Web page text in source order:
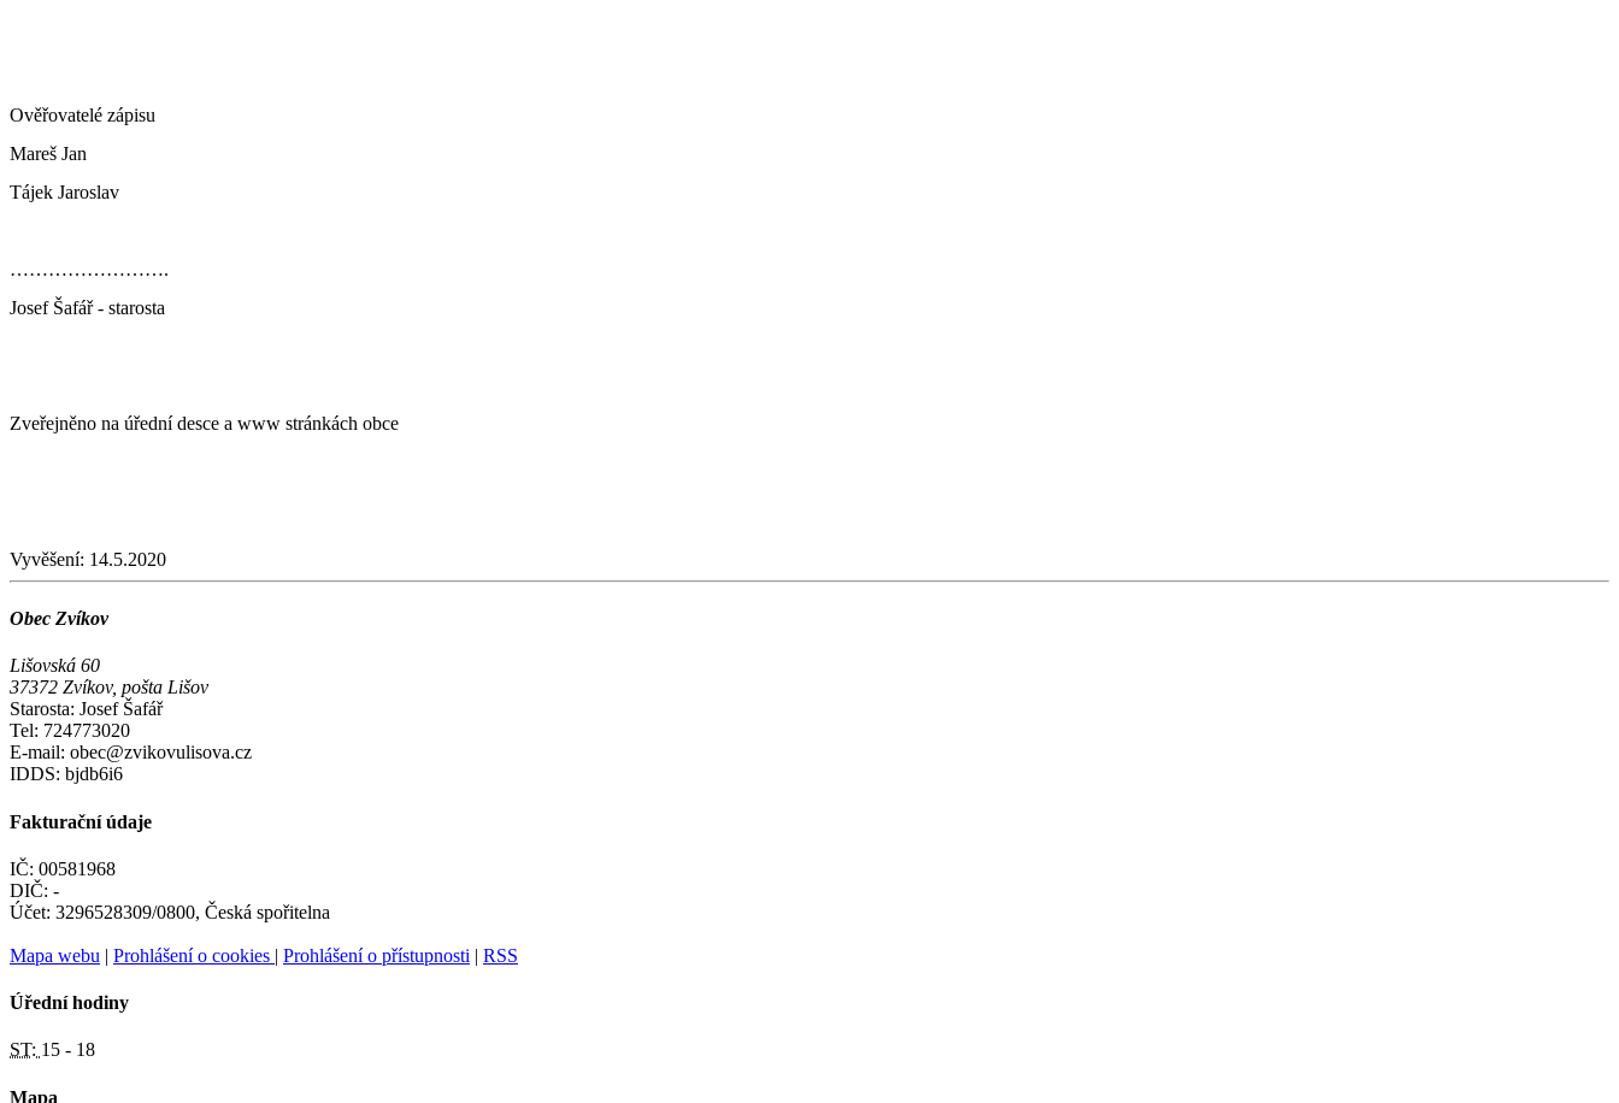
Ověřovatelé zápisu
Mareš Jan
Tájek Jaroslav
…………………….
Josef Šafář - starosta
Zveřejněno na úřední desce a www stránkách obce
Vyvěšení: 14.5.2020
Obec Zvíkov
Lišovská 60
37372 Zvíkov, pošta Lišov
Starosta: Josef Šafář
Tel: 724773020
E-mail: obec@zvikovulisova.cz
IDDS: bjdb6i6
Fakturační údaje
IČ: 00581968
DIČ: -
Účet: 3296528309/0800, Česká spořitelna
Mapa webu | Prohlášení o cookies | Prohlášení o přístupnosti | RSS
Úřední hodiny
ST: 15 - 18
Mapa